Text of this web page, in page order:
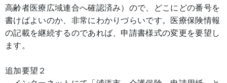
高齢者医療広域連合へ確認済み）ので、どこにどの番号を
書けばよいのか、非常にわかりづらいです。医療保険情報
の記載を継続するのであれば、申請書様式の変更を要望し
ます。
追加要望２